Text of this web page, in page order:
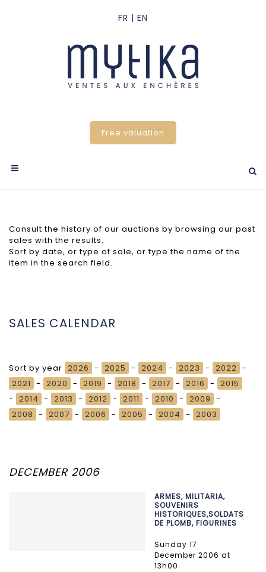
Free valuation
Consult the history of our auctions by browsing our past
sales with the results.
Sort by date, or type of sale, or type the name of the
item in the search field.
SALES CALENDAR
Sort by year 2026 - 2025 - 2024 - 2023 - 2022 -
2021 - 2020 - 2019 - 2018 - 2017 - 2016 - 2015
- 2014 - 2013 - 2012 - 2011 - 2010 - 2009 -
2008 - 2007 - 2006 - 2005 - 2004 - 2003
DECEMBER 2006
ARMES, MILITARIA,
SOUVENIRS
HISTORIQUES,SOLDATS
DE PLOMB, FIGURINES
Sunday 17
December 2006 at
13h00